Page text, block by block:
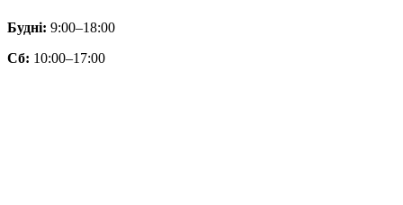
Будні: 9:00–18:00
Сб: 10:00–17:00